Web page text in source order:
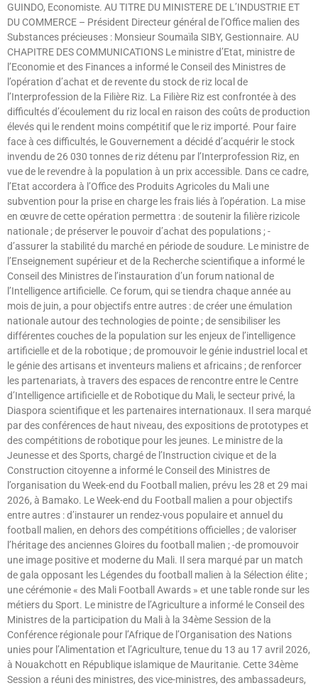
GUINDO, Economiste. AU TITRE DU MINISTERE DE L’INDUSTRIE ET
DU COMMERCE – Président Directeur général de l’Office malien des
Substances précieuses : Monsieur Soumaïla SIBY, Gestionnaire. AU
CHAPITRE DES COMMUNICATIONS Le ministre d’Etat, ministre de
l’Economie et des Finances a informé le Conseil des Ministres de
l’opération d’achat et de revente du stock de riz local de
l’Interprofession de la Filière Riz. La Filière Riz est confrontée à des
difficultés d’écoulement du riz local en raison des coûts de production
élevés qui le rendent moins compétitif que le riz importé. Pour faire
face à ces difficultés, le Gouvernement a décidé d’acquérir le stock
invendu de 26 030 tonnes de riz détenu par l’Interprofession Riz, en
vue de le revendre à la population à un prix accessible. Dans ce cadre,
l’Etat accordera à l’Office des Produits Agricoles du Mali une
subvention pour la prise en charge les frais liés à l’opération. La mise
en œuvre de cette opération permettra : de soutenir la filière rizicole
nationale ; de préserver le pouvoir d’achat des populations ; -
d’assurer la stabilité du marché en période de soudure. Le ministre de
l’Enseignement supérieur et de la Recherche scientifique a informé le
Conseil des Ministres de l’instauration d’un forum national de
l’Intelligence artificielle. Ce forum, qui se tiendra chaque année au
mois de juin, a pour objectifs entre autres : de créer une émulation
nationale autour des technologies de pointe ; de sensibiliser les
différentes couches de la population sur les enjeux de l’intelligence
artificielle et de la robotique ; de promouvoir le génie industriel local et
le génie des artisans et inventeurs maliens et africains ; de renforcer
les partenariats, à travers des espaces de rencontre entre le Centre
d’Intelligence artificielle et de Robotique du Mali, le secteur privé, la
Diaspora scientifique et les partenaires internationaux. Il sera marqué
par des conférences de haut niveau, des expositions de prototypes et
des compétitions de robotique pour les jeunes. Le ministre de la
Jeunesse et des Sports, chargé de l’Instruction civique et de la
Construction citoyenne a informé le Conseil des Ministres de
l’organisation du Week-end du Football malien, prévu les 28 et 29 mai
2026, à Bamako. Le Week-end du Football malien a pour objectifs
entre autres : d’instaurer un rendez-vous populaire et annuel du
football malien, en dehors des compétitions officielles ; de valoriser
l’héritage des anciennes Gloires du football malien ; -de promouvoir
une image positive et moderne du Mali. Il sera marqué par un match
de gala opposant les Légendes du football malien à la Sélection élite ;
une cérémonie « des Mali Football Awards » et une table ronde sur les
métiers du Sport. Le ministre de l’Agriculture a informé le Conseil des
Ministres de la participation du Mali à la 34ème Session de la
Conférence régionale pour l’Afrique de l’Organisation des Nations
unies pour l’Alimentation et l’Agriculture, tenue du 13 au 17 avril 2026,
à Nouakchott en République islamique de Mauritanie. Cette 34ème
Session a réuni des ministres, des vice-ministres, des ambassadeurs,